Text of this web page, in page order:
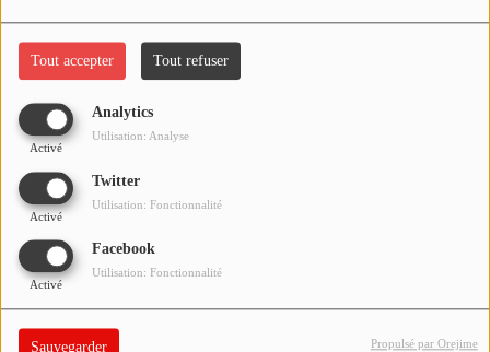
Tout accepter Tout refuser
Analytics
Activé
Utilisation: Analyse
Twitter
Activé
Utilisation: Fonctionnalité
Facebook
Activé
Utilisation: Fonctionnalité
Sauvegarder Propulsé par Orejime
ANNONCEURS & ESPACE PRO
VOTRE PUBLICITÉ SUR PONTACQ RADIO
LOCATION DE STUDIOS
ÉDUCATION AUX MÉDIAS ET À
L'INFORMATION
EN QUOI ÇA CONSISTE ?
ÉCOUTEZ LES PRODUCTIONS
Réécoutez l'émission LA BANDE À BRUNO du samedi 13
février 2021 !